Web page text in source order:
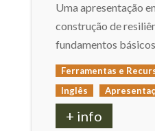
Uma apresentação
construção de
fundamentos
Ferramentas e
Inglês
+ info